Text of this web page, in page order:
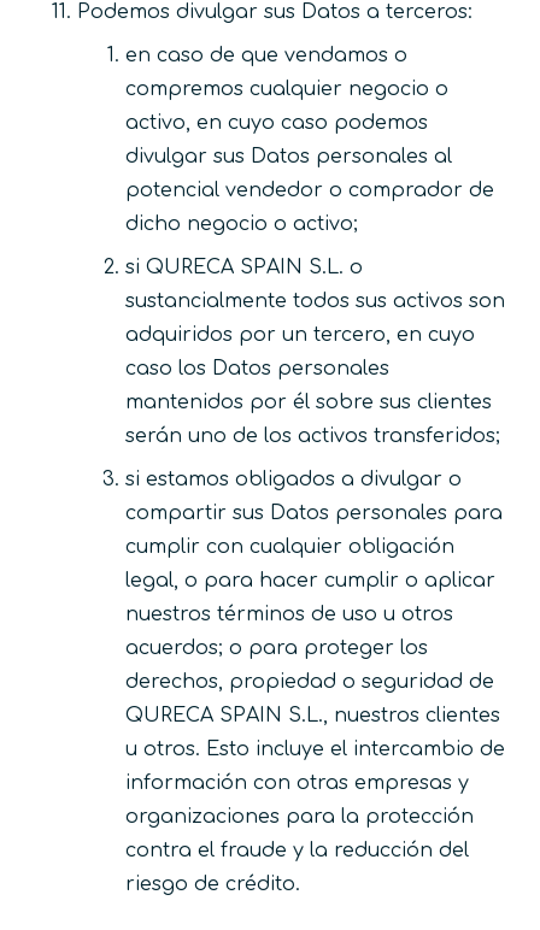
Podemos divulgar sus Datos a terceros:
en caso de que vendamos o
compremos cualquier negocio o
activo, en cuyo caso podemos
divulgar sus Datos personales al
potencial vendedor o comprador de
dicho negocio o activo;
si QURECA SPAIN S.L. o
sustancialmente todos sus activos son
adquiridos por un tercero, en cuyo
caso los Datos personales
mantenidos por él sobre sus clientes
serán uno de los activos transferidos;
si estamos obligados a divulgar o
compartir sus Datos personales para
cumplir con cualquier obligación
legal, o para hacer cumplir o aplicar
nuestros términos de uso u otros
acuerdos; o para proteger los
derechos, propiedad o seguridad de
QURECA SPAIN S.L., nuestros clientes
u otros. Esto incluye el intercambio de
información con otras empresas y
organizaciones para la protección
contra el fraude y la reducción del
riesgo de crédito.